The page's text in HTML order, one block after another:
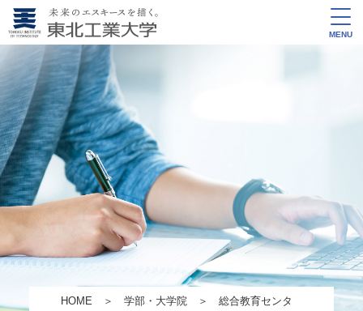
MENU
HOME ＞ 学部・大学院＞ 総合教育センタ